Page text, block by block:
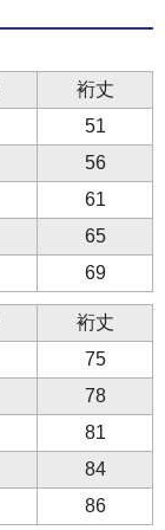
裄丈
51
56
61
65
69
裄丈
75
78
81
84
86